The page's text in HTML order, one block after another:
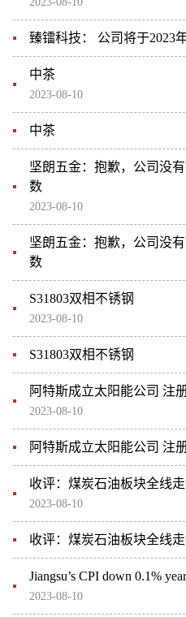
臻镭科技： 公司将于2023
中茶
2023-08-10
中茶
坚朗五金：抱歉，公司没
数
2023-08-10
坚朗五金：抱歉，公司没
数
S31803双相不锈钢
2023-08-10
S31803双相不锈钢
阿特斯成立太阳能公司 注
2023-08-10
阿特斯成立太阳能公司 注
收评：煤炭石油板块全线
2023-08-10
收评：煤炭石油板块全线
Jiangsu’s CPI down 0.1%
2023-08-10